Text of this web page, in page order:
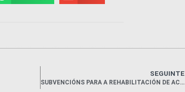
SEGUINTE
SUBVENCIÓNS PARA A REHABILITACIÓN DE ACTUACIÓNS INCLUÍDAS NO PROGRAMADE AXUDA ÁS ACTUACIÓNS DE REHABILITACIÓN A NIVEL DE BARRIO DO PLAN